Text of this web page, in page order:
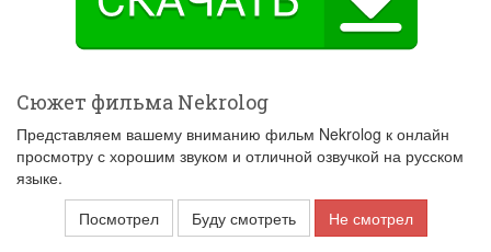
Сюжет фильма Nekrolog
Представляем вашему вниманию фильм Nekrolog к онлайн
просмотру с хорошим звуком и отличной озвучкой на русском
языке.
Посмотрел
Буду смотреть Не смотрел